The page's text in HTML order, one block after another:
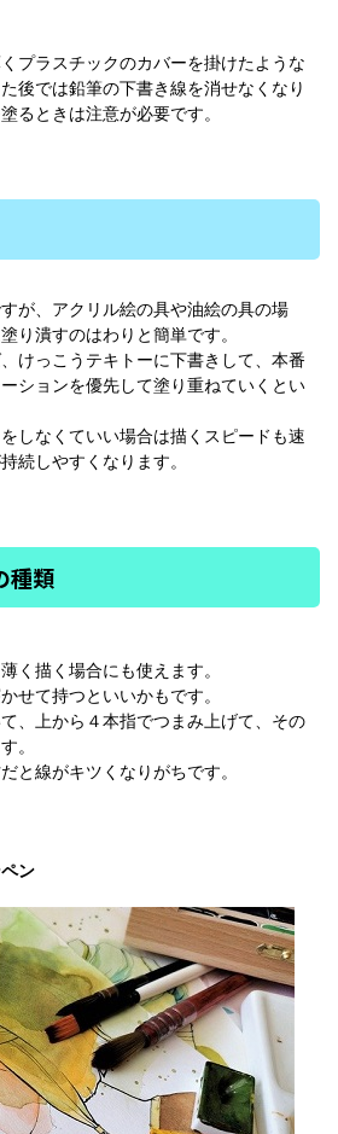
プラスチックのカバーを掛けたような
後では鉛筆の下書き線を消せなくなり
るときは注意が必要です。
が、アクリル絵の具や油絵の具の場
り潰すのはわりと簡単です。
けっこうテキトーに下書きして、本番
ションを優先して塗り重ねていくとい
しなくていい場合は描くスピードも速
続しやすくなります。
種類
く描く場合にも使えます。
せて持つといいかもです。
、上から４本指でつまみ上げて、その
。
と線がキツくなりがちです。
ン